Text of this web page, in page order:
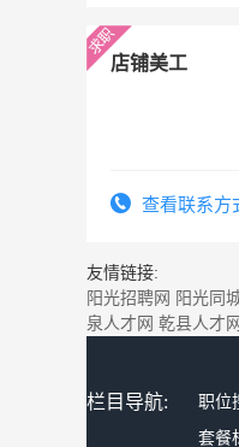
店铺美工
查看联系方
友情链接:
阳光招聘网 阳光同
泉人才网 乾县人才网
栏目导航: 职位
套餐